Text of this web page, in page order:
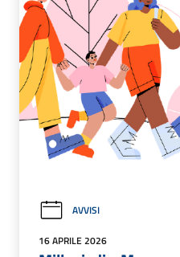
AVVISI
16 APRILE 2026